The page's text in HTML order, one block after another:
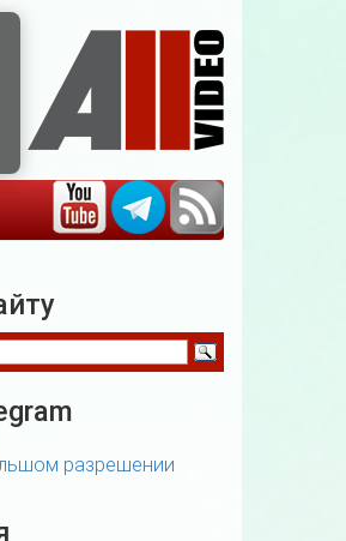
разрешении